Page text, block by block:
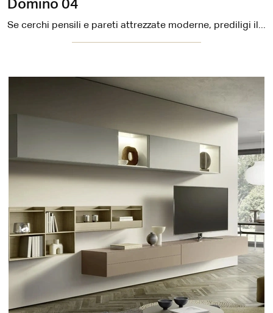
Domino 04
Se cerchi pensili e pareti attrezzate moderne, prediligi il modello Domino 04 di Sangiacomo: clicca e scopri di più!